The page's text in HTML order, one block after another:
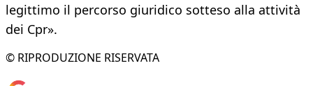
legittimo il percorso giuridico sotteso alla attività
dei Cpr».
© RIPRODUZIONE RISERVATA